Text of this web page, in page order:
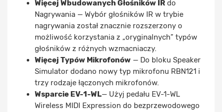
Więcej Wbudowanych Głośników IR do
Nagrywania — Wybór głośników IR w trybie
nagrywania został znacznie rozszerzony o
możliwość korzystania z „oryginalnych” typów
głośników z różnych wzmacniaczy.
Więcej Typów Mikrofonów — Do bloku Speaker
Simulator dodano nowy typ mikrofonu RBN121 i
trzy rodzaje łączonych mikrofonów.
Wsparcie EV-1-WL— Użyj pedału EV-1-WL
Wireless MIDI Expression do bezprzewodowego